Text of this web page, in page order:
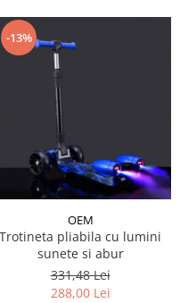
-13%
OEM
Trotineta pliabila cu lumini
sunete si abur
331,48 Lei
288,00 Lei